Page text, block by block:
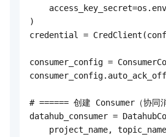
)
credential =
consumer_config =
# ====== 创建 Consumer（协同
datahub_consumer =
project_name,